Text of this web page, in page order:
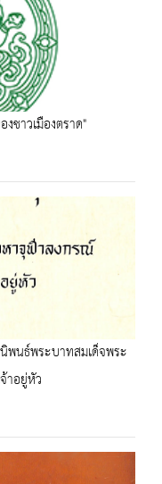
ชาวเมืองตราด"
พนธ์พระบาทสมเด็จพระ
าอยู่หัว